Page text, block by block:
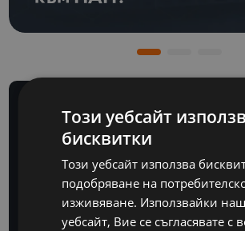
БЮЛЕТИН
Този уебсайт
бисквитки
Този уебсайт използва
подобряване на
изживяване. Използвайки
уебсайт, Вие се съгласявате с